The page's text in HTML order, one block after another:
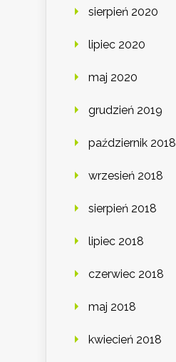
sierpień 2020
lipiec 2020
maj 2020
grudzień 2019
październik 2018
wrzesień 2018
sierpień 2018
lipiec 2018
czerwiec 2018
maj 2018
kwiecień 2018